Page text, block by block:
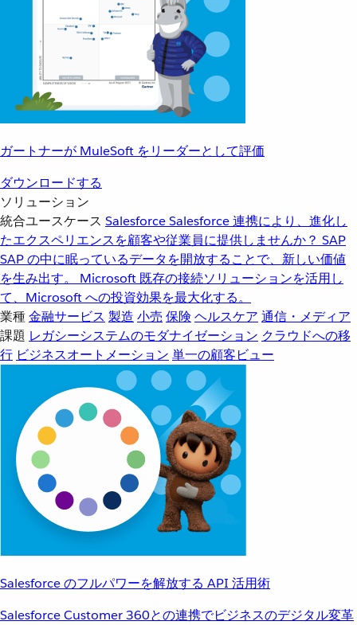
ガートナーが MuleSoft をリーダーとして評価
ダウンロードする
ソリューション
統合ユースケース SalesforceSalesforce 連携により、進化し
たエクスペリエンスを顧客や従業員に提供しませんか？ SAP
SAP の中に眠っているデータを開放することで、新しい価値
を生み出す。
Microsoft 既存の接続ソリューションを活用し
て、Microsoft への投資効果を最大化する。
業種金融サービス 製造 小売 保険 ヘルスケア 通信・メディア
課題 レガシーシステムのモダナイゼーション クラウドへの移
行 ビジネスオートメーション 単一の顧客ビュー
Salesforce のフルパワーを解放する API 活用術
Salesforce Customer 360との連携でビジネスのデジタル変革